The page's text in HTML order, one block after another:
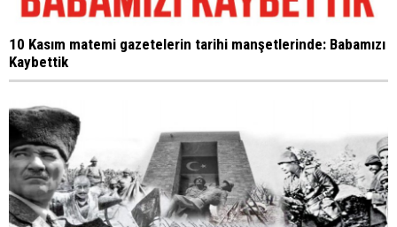
10 Kasım matemi gazetelerin tarihi manşetlerinde: Babamızı
Kaybettik